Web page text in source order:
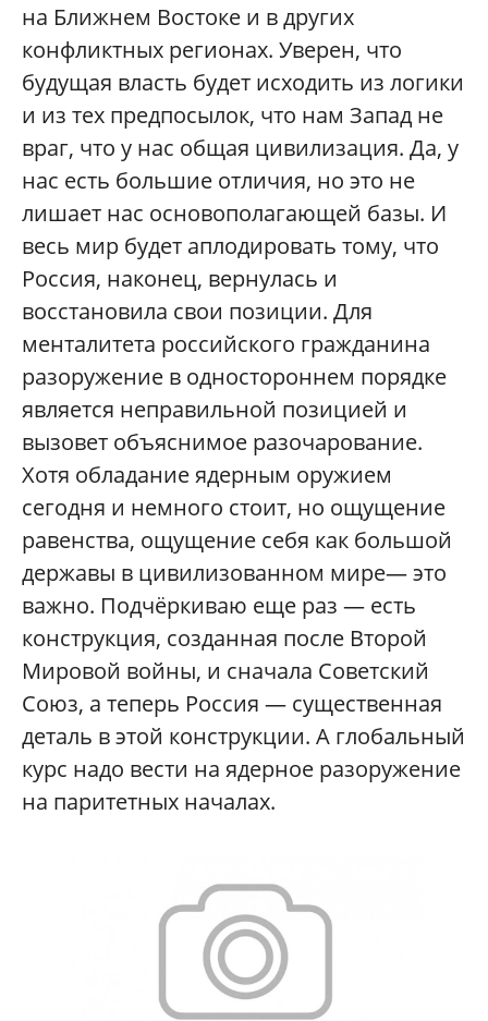
на Ближнем Востоке и в других
конфликтных регионах. Уверен, что
будущая власть будет исходить из логики
и из тех предпосылок, что нам Запад не
враг, что у нас общая цивилизация. Да, у
нас есть большие отличия, но это не
лишает нас основополагающей базы. И
весь мир будет аплодировать тому, что
Россия, наконец, вернулась и
восстановила свои позиции. Для
менталитета российского гражданина
разоружение в одностороннем порядке
является неправильной позицией и
вызовет объяснимое разочарование.
Хотя обладание ядерным оружием
сегодня и немного стоит, но ощущение
равенства, ощущение себя как большой
державы в цивилизованном мире— это
важно. Подчёркиваю еще раз — есть
конструкция, созданная после Второй
Мировой войны, и сначала Советский
Союз, а теперь Россия — существенная
деталь в этой конструкции. А глобальный
курс надо вести на ядерное разоружение
на паритетных началах.